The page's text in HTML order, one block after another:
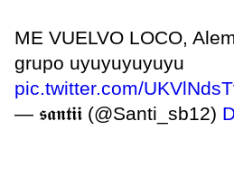
ME VUELVO LOCO,
grupo uyuyuyuyuyu
pic.twitter.com/
— 𝖘𝖆𝖓𝖙𝖎𝖎 (@Santi_sb12)